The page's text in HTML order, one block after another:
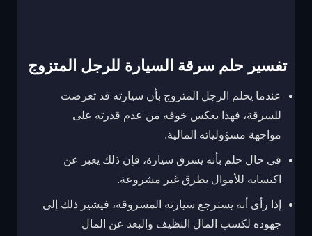
تفسير حلم سرقة السيارة للرجل المتزوج
عندما يحلم الرجل المتزوج بأن سيارته قد تعرضت
للسرقة، فهذا يعكس خوفه من عدم قدرته على
مواجهة مسؤولياته المالية.
في حال حلم بأنه يسرق سيارة، فإن ذلك يعبر عن
اكتسابه للأموال بطرق غير مشروعة.
إذا رأى أنه يسترجع سيارته المسروقة، فيشير ذلك إلى
جهوده لكسب المال النظيف والبعد عن المال